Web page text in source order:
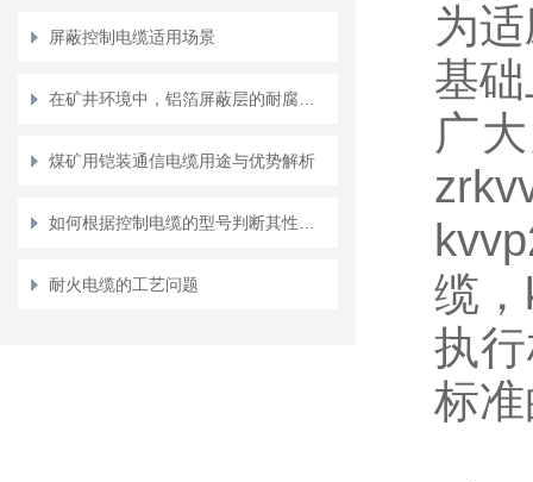
屏蔽控制电缆适用场景
煤矿用铠装通信电缆用途与优势解析
耐火电缆的工艺问题
为
基
广
缆
执
标